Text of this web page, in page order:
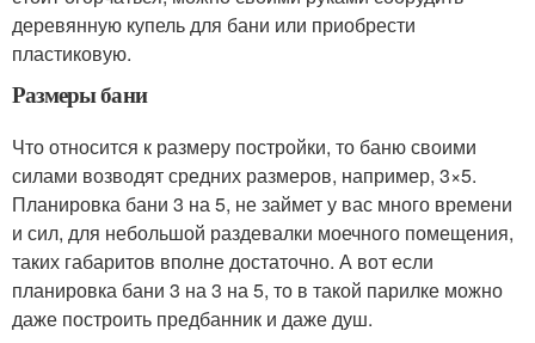
деревянную купель для бани или приобрести
пластиковую.
Размеры бани
Что относится к размеру постройки, то баню своими
силами возводят средних размеров, например, 3×5.
Планировка бани 3 на 5, не займет у вас много времени
и сил, для небольшой раздевалки моечного помещения,
таких габаритов вполне достаточно. А вот если
планировка бани 3 на 3 на 5, то в такой парилке можно
даже построить предбанник и даже душ.